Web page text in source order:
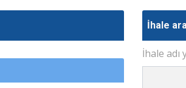
İhale
İhale adı